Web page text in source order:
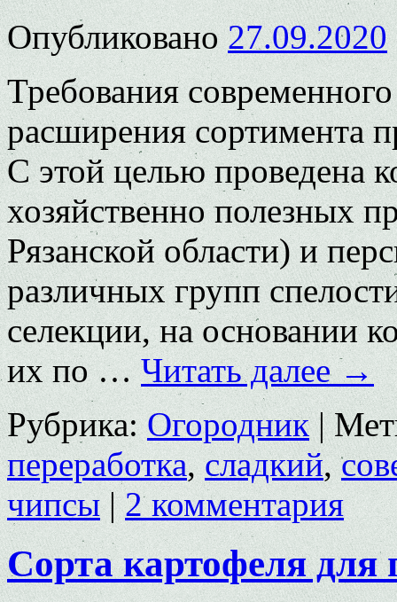
Опубликовано 27.09.2020
Требования
расширения сортимента
С этой целью проведена
хозяйственно полезных
Рязанской области) и
различных групп
селекции, на основании
их по … Читать далее→
Рубрика: Огородник |
переработка,сладкий,
чипсы | 2 комментария
Сорта картофеля для